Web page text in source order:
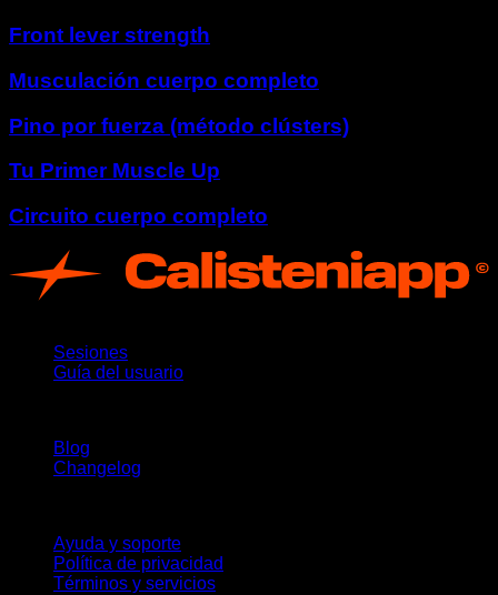
Front lever strength
Musculación cuerpo completo
Pino por fuerza (método clústers)
Tu Primer Muscle Up
Circuito cuerpo completo
Sesiones
Guía del usuario
Blog
Changelog
Ayuda y soporte
Política de privacidad
Términos y servicios